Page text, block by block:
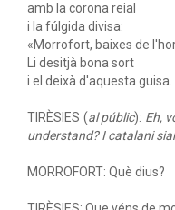
amb la corona reial
i la fúlgida divisa:
«Morrofort, baixes de
Li desitjà bona sort
i el deixà d'aquesta guisa.
TIRÈSIES (al públic): Eh,
understand? I catalani
MORROFORT: Què dius?